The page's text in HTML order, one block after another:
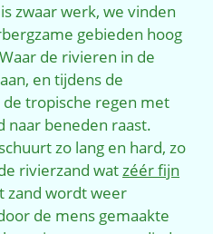
zwaar werk, we vinden
gebieden hoog
de rivieren in de
en tijdens de
tropische regen met
naar beneden raast.
zo lang en hard, zo
rivierzand watzéér fijn
zand wordt weer
de mens gemaakte